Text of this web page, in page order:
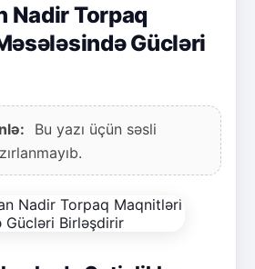
Nadir Torpaq
Gücləri
Bu yazı üçün səsli